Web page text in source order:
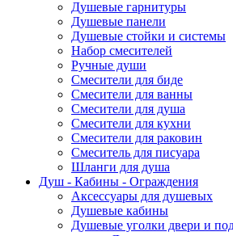
Душевые гарнитуры
Душевые панели
Душевые стойки и системы
Набор смесителей
Ручные души
Смесители для биде
Смесители для ванны
Смесители для душа
Смесители для кухни
Смесители для раковин
Смеситель для писуара
Шланги для душа
Душ - Кабины - Ограждения
Аксессуары для душевых
Душевые кабины
Душевые уголки двери и